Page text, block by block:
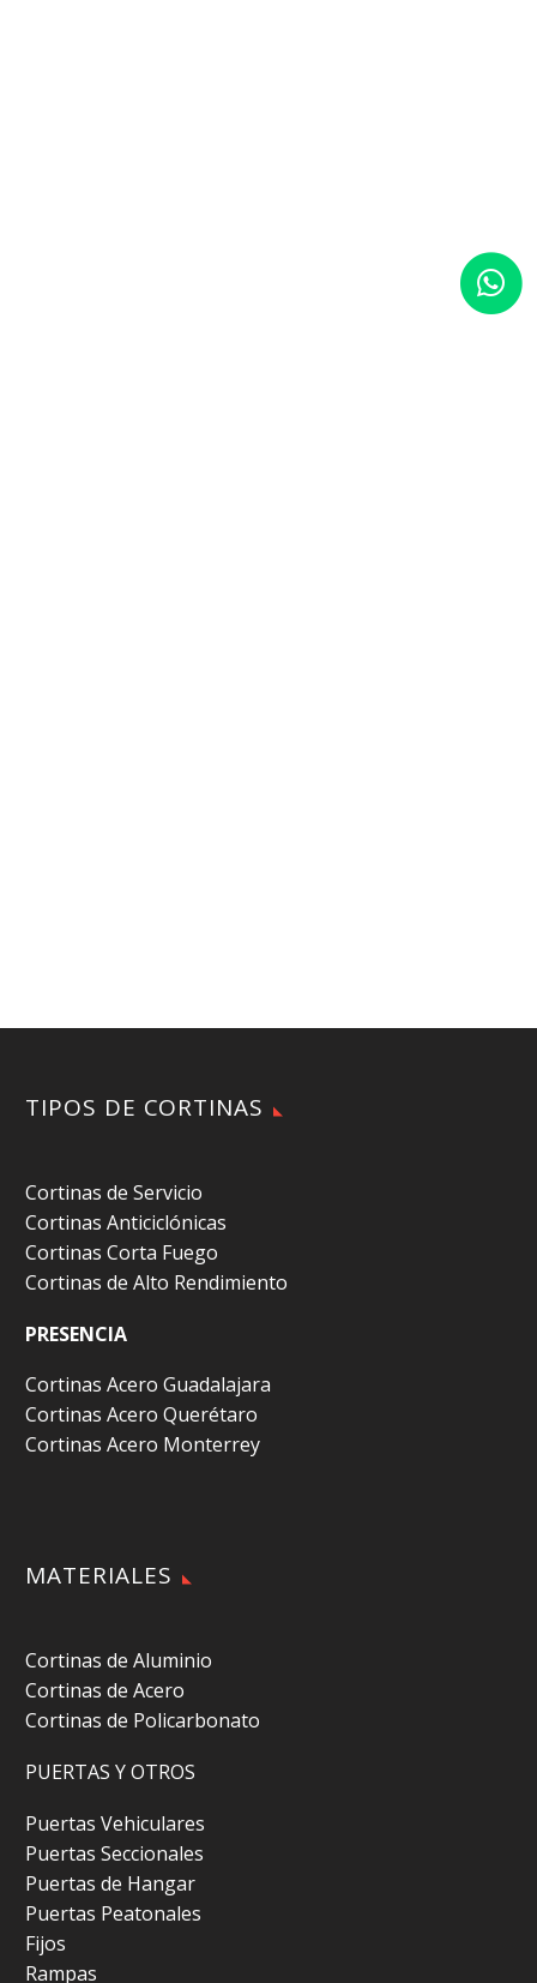
TIPOS DE CORTINAS
Cortinas de Servicio
Cortinas Anticiclónicas
Cortinas Corta Fuego
Cortinas de Alto Rendimiento
PRESENCIA
Cortinas Acero Guadalajara
Cortinas Acero Querétaro
Cortinas Acero Monterrey
MATERIALES
Cortinas de Aluminio
Cortinas de Acero
Cortinas de Policarbonato
PUERTAS Y OTROS
Puertas Vehiculares
Puertas Seccionales
Puertas de Hangar
Puertas Peatonales
Fijos
Rampas